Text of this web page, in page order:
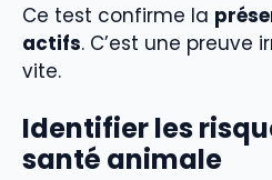
Ce test confirme la
actifs. C’est une preuve
vite.
Identifier les
santé animale